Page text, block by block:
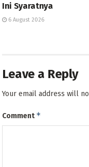
Ini Syaratnya
6 August 2026
Leave a Reply
Your email address will
Comment*